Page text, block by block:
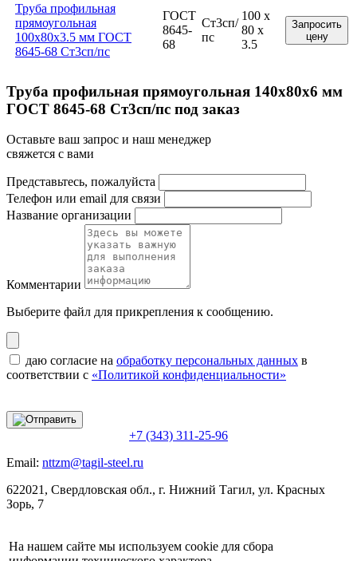
Труба профильная
прямоугольная
100x80x3.5 мм ГОСТ
8645-68 Ст3сп/пс
ГОСТ
8645-
68
Ст3сп/
пс
100 x
80 x
3.5
Запросить
цену
Труба профильная прямоугольная 140x80x6 мм
ГОСТ 8645-68 Ст3сп/пс под заказ
Оставьте ваш запрос и наш менеджер
свяжется с вами
Представьтесь, пожалуйста
Телефон или email для связи
Название организации
Комментарии
Выберите файл для прикрепления к сообщению.
даю согласие на обработку персональных данных в
соответствии с «Политикой конфиденциальности»
+7 (343) 311-25-96
Email: nttzm@tagil-steel.ru
622021, Свердловская обл., г. Нижний Тагил, ул. Красных
Зорь, 7
На нашем сайте мы используем cookie для сбора